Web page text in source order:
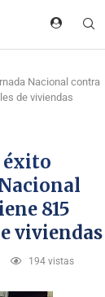
Nacional contra
de viviendas
éxito
815
viviendas
194vistas